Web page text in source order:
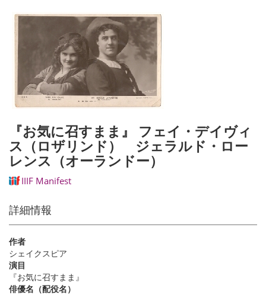
『お気に召すまま』 フェイ・デイヴィ
ス（ロザリンド） ジェラルド・ロー
レンス（オーランドー）
IIIF Manifest
詳細情報
作者
シェイクスピア
演目
『お気に召すまま』
俳優名（配役名）